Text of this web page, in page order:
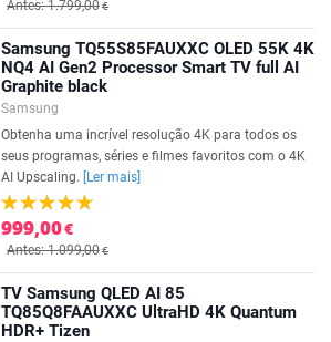
Antes: 1.799,00€
Samsung TQ55S85FAUXXC OLED 55K 4K
NQ4 AI Gen2 Processor Smart TV full AI
Graphite black
Samsung
Obtenha uma incrível resolução 4K para todos os
seus programas, séries e filmes favoritos com o 4K
AI Upscaling.
[Ler mais]
999,00€
Antes: 1.099,00€
TV Samsung QLED AI 85
TQ85Q8FAAUXXC UltraHD 4K Quantum
HDR+ Tizen